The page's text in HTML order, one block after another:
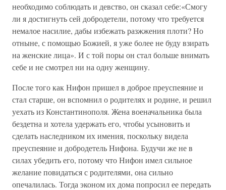
необходимо соблюдать и девство, он сказал себе:«Смогу
ли я достигнуть сей добродетели, потому что требуется
немалое насилие, дабы избежать разжжения плоти? Но
отныне, с помощью Божией, я уже более не буду взирать
на женские лица». И с той поры он стал больше внимать
себе и не смотрел ни на одну женщину.
После того как Нифон пришел в доброе преуспеяние и
стал старше, он вспомнил о родителях и родине, и решил
уехать из Константинополя. Жена военачальника была
бездетна и хотела удержать его, чтобы усыновить и
сделать наследником их имения, поскольку видела
преуспеяние и добродетель Нифона. Будучи же не в
силах убедить его, потому что Нифон имел сильное
желание повидаться с родителями, она сильно
опечалилась. Тогда эконом их дома попросил ее передать